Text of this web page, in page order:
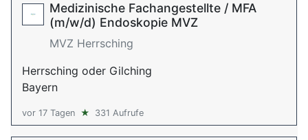
Medizinische Fachangestellte / MFA
(m/w/d) Endoskopie MVZ
MVZ Herrsching
Herrsching oder Gilching
Bayern
vor 17 Tagen ★ 331 Aufrufe